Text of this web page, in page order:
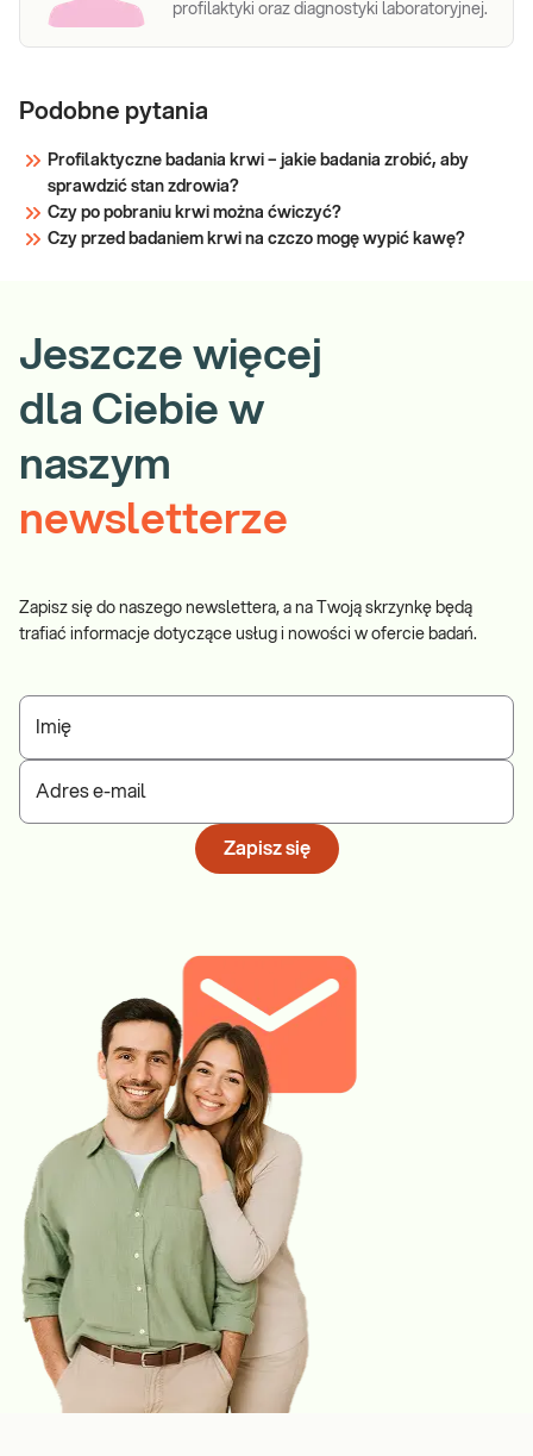
profilaktyki oraz diagnostyki laboratoryjnej.
Podobne pytania
Profilaktyczne badania krwi – jakie badania zrobić, aby
sprawdzić stan zdrowia?
Czy po pobraniu krwi można ćwiczyć?
Czy przed badaniem krwi na czczo mogę wypić kawę?
Jeszcze więcej
dla Ciebie w
naszym
newsletterze
Zapisz się do naszego newslettera, a na Twoją skrzynkę będą
trafiać informacje dotyczące usług i nowości w ofercie badań.
Imię
Adres e-mail
Zapisz się